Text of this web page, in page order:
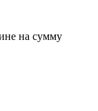
на сумму